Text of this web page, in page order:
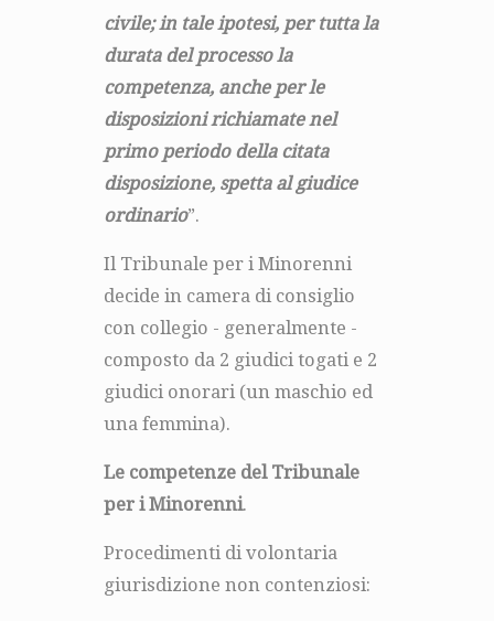
civile; in tale ipotesi, per tutta la
durata del processo la
competenza, anche per le
disposizioni richiamate nel
primo periodo della citata
disposizione, spetta al giudice
ordinario”.
Il Tribunale per i Minorenni
decide in camera di consiglio
con collegio - generalmente -
composto da 2 giudici togati e 2
giudici onorari (un maschio ed
una femmina).
Le competenze del Tribunale
per i Minorenni.
Procedimenti di volontaria
giurisdizione non contenziosi: